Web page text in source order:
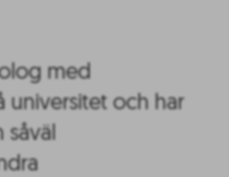
med
universitet och har